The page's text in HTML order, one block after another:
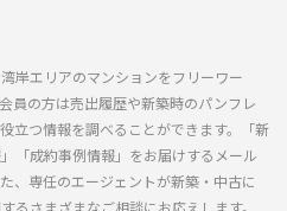
岸エリアのマンションをフリーワー
員の方は売出履歴や新築時のパンフレ
立つ情報を調べることができます。「新
「成約事例情報」をお届けするメール
、専任のエージェントが新築・中古に